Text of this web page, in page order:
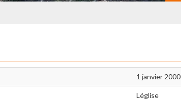
1 janvier 2000
Léglise